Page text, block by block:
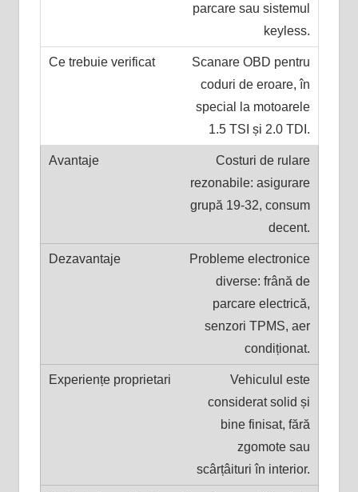
parcare sau sistemul
keyless.
Scanare OBD pentru
coduri de eroare, în
special la motoarele
1.5 TSI și 2.0 TDI.
Costuri de rulare
rezonabile: asigurare
grupă 19-32, consum
decent.
Probleme electronice
diverse: frână de
parcare electrică,
senzori TPMS, aer
condiționat.
Vehiculul este
considerat solid și
bine finisat, fără
zgomote sau
scârțâituri în interior.